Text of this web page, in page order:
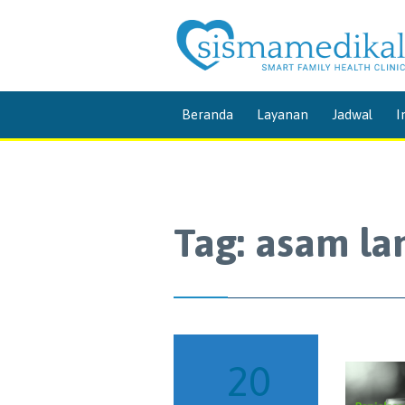
Beranda Layanan Jadwal
Tag: asam
20